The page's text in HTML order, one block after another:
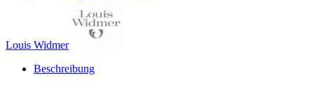
Louis Widmer
Beschreibung